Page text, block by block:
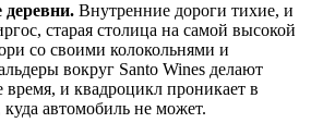
Внутренние дороги тихие, и
старая столица на самой высокой
со своими колокольнями и
вокруг Santo Wines делают
время, и квадроцикл проникает в
куда автомобиль не может.